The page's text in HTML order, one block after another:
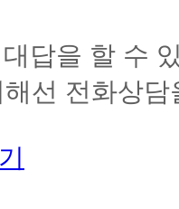
답을 할 수
선 전화상